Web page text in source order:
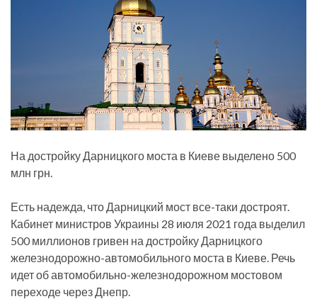
На достройку Дарницкого моста в Киеве выделено 500
млн грн.
Есть надежда, что Дарницкий мост все-таки достроят.
Кабинет министров Украины 28 июля 2021 года выделил
500 миллионов гривен на достройку Дарницкого
железнодорожно-автомобильного моста в Киеве. Речь
идет об автомобильно-железнодорожном мостовом
переходе через Днепр.